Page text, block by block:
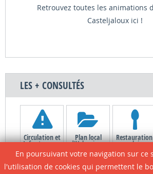
Retrouvez toutes les animations
Casteljaloux ici !
LES + CONSULTÉS
Circulation et
Infos travaux
Plan local
d'Urbanisme
Restauration
scolaire
En poursuivant votre navigation sur ce
l'utilisation de cookies qui permettent le